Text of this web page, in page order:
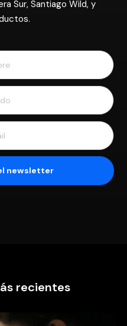
Sur, Santiago Wild, y
recientes